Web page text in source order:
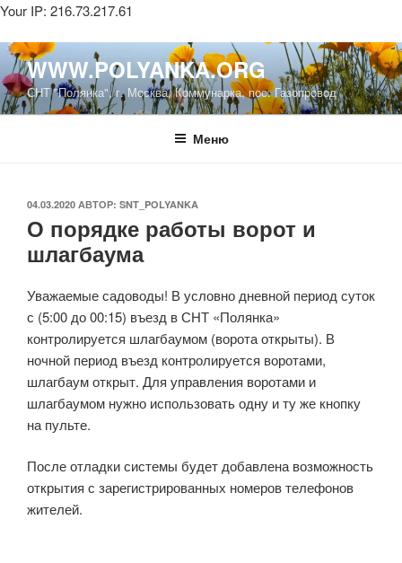
Your IP: 216.73.217.61
Перейти
к
содержимому
WWW.POLYANKA.ORG
СНТ "Полянка", г. Москва, Коммунарка, пос. Газопровод
Меню
ОПУБЛИКОВАНО
04.03.2020 АВТОР: SNT_POLYANKA
О порядке работы ворот и
шлагбаума
Уважаемые садоводы! В условно дневной период суток
с (5:00 до 00:15) въезд в СНТ «Полянка»
контролируется шлагбаумом (ворота открыты). В
ночной период въезд контролируется воротами,
шлагбаум открыт. Для управления воротами и
шлагбаумом нужно использовать одну и ту же кнопку
на пульте.
После отладки системы будет добавлена возможность
открытия с зарегистрированных номеров телефонов
жителей.